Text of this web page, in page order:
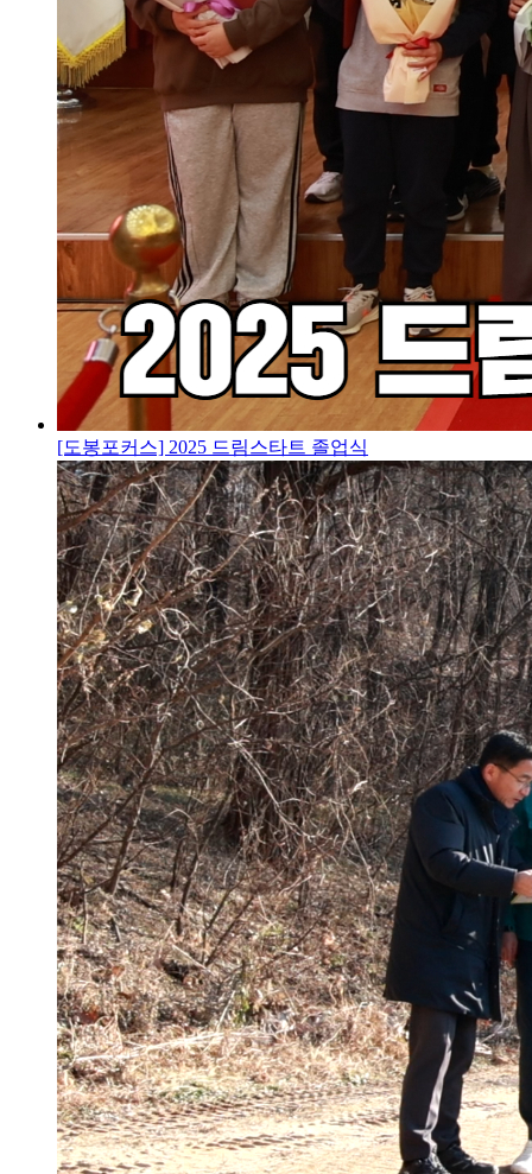
[도봉포커스] 2025 드림스타트 졸업식